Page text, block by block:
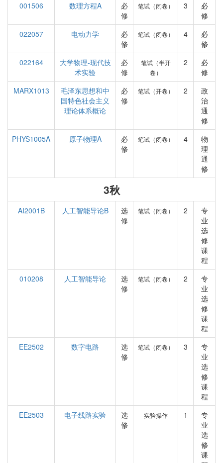
001506 数理方程A
必
修
笔试（闭卷） 3
必
修
022057
电动力学
必
修
笔试（闭卷） 4
必
修
022164
大学物理-现代技
术实验
必
修
笔试（半开
卷）
2
必
修
MARX1013
毛泽东思想和中
国特色社会主义
理论体系概论
必
修
笔试（开卷） 2
政
治
通
修
PHYS1005A
原子物理A
必
修
笔试（闭卷） 4
物
理
通
修
3秋
AI2001B 人工智能导论B
选
修
笔试（闭卷） 2
专
业
选
修
课
程
010208
人工智能导论
选
修
笔试（闭卷） 2
专
业
选
修
课
程
EE2502
数字电路
选
修
笔试（闭卷） 3
专
业
选
修
课
程
EE2503
电子线路实验
选
修
实验操作 1
专
业
选
修
课